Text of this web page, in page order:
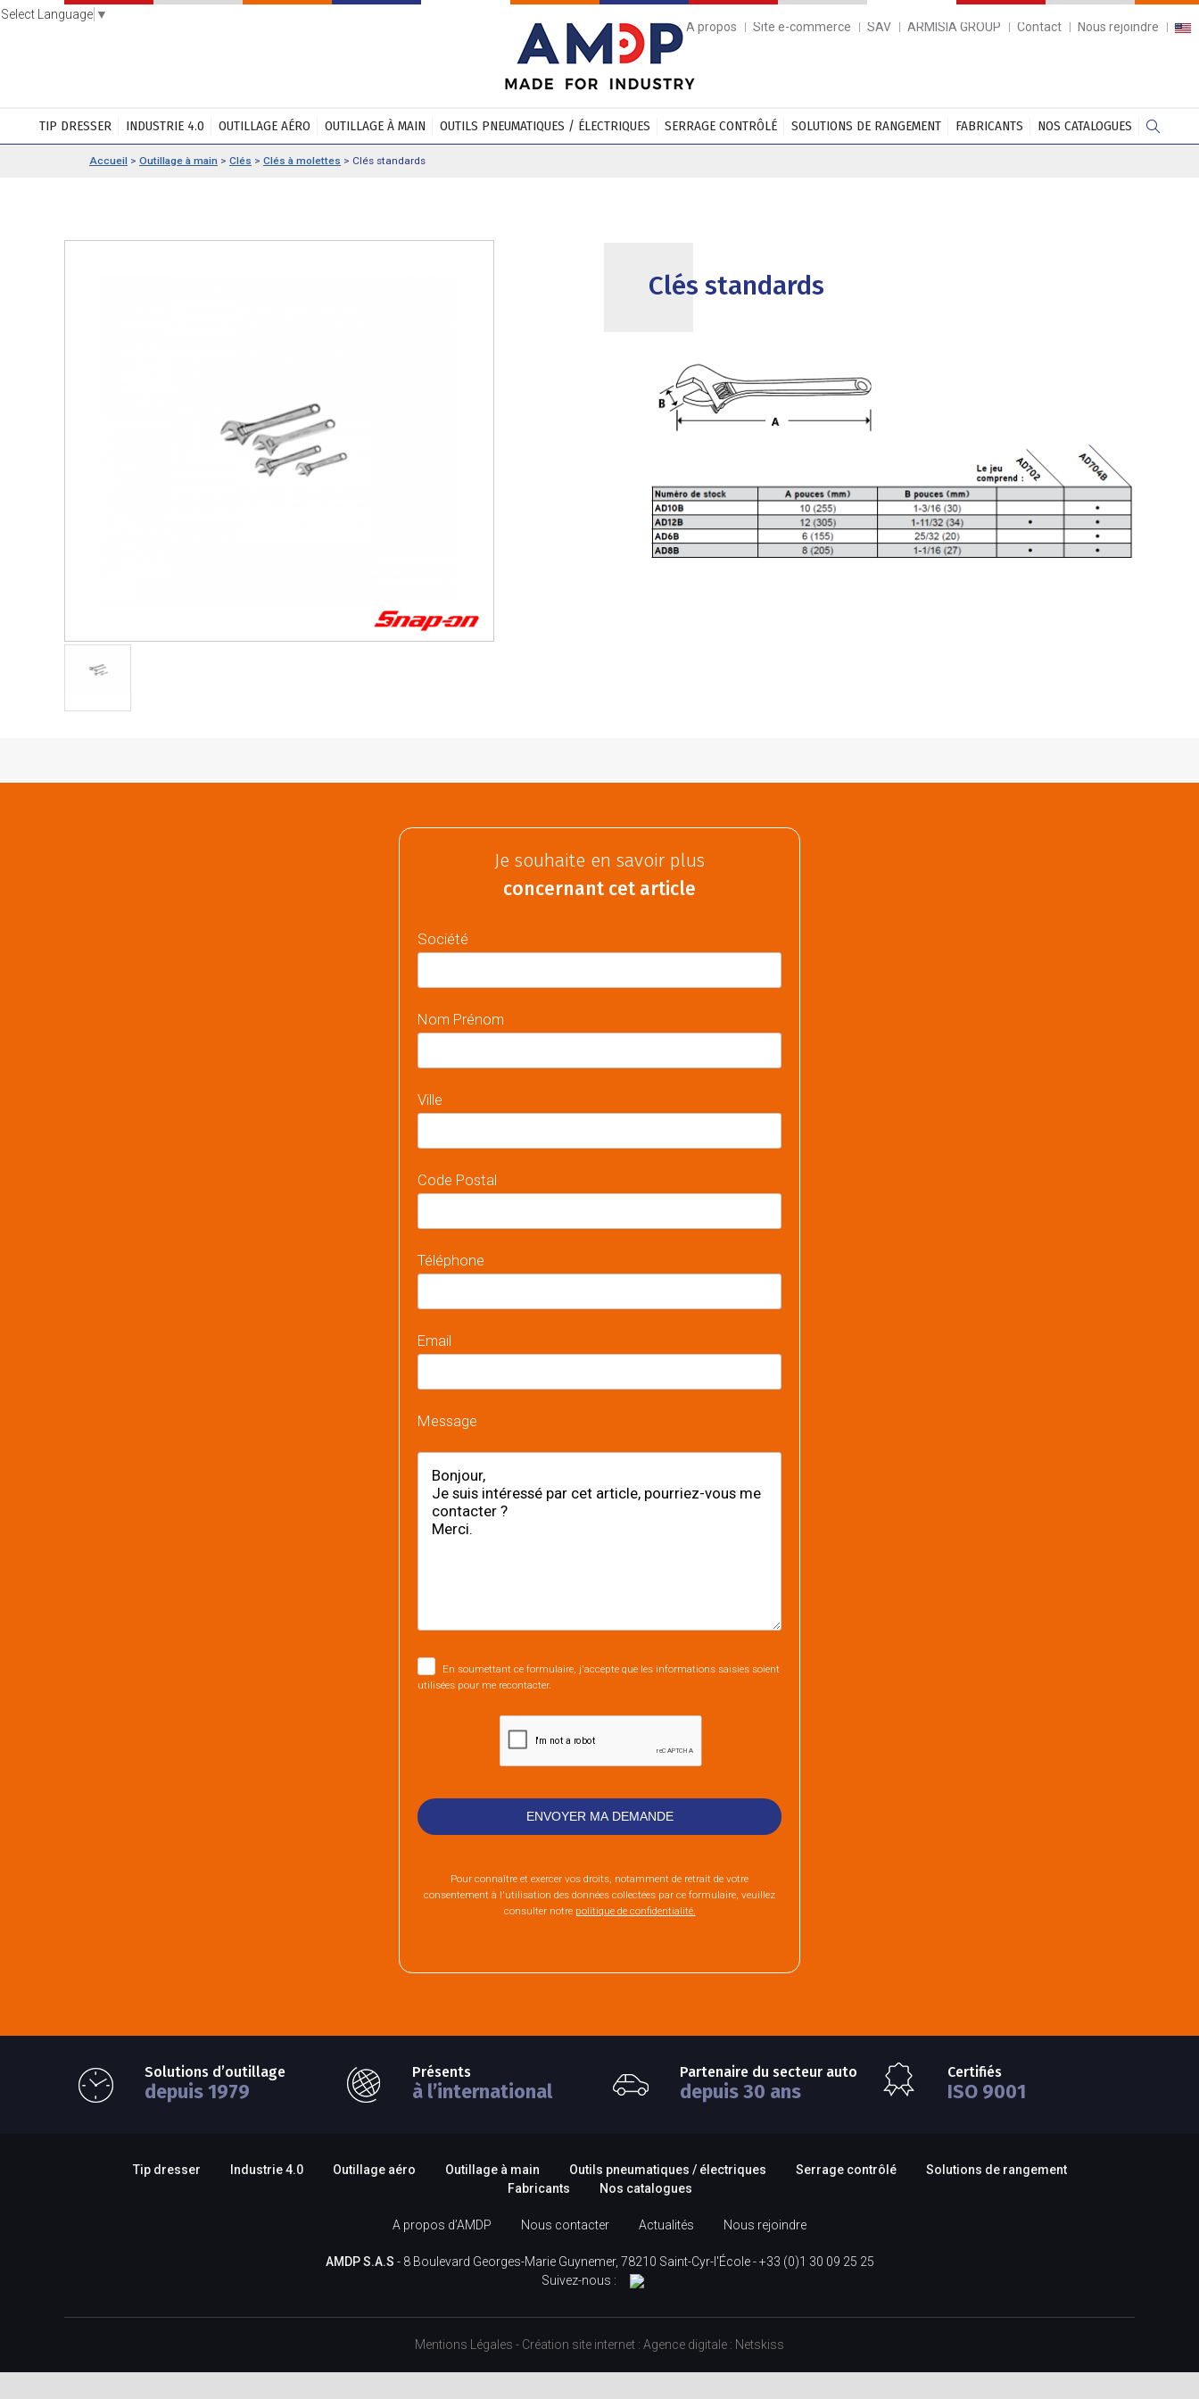
Select Language ▼
A propos
Site e-commerce SAV ARMISIA GROUP Contact Nous rejoindre
TIP DRESSER INDUSTRIE 4.0 OUTILLAGE AÉRO OUTILLAGE À MAIN OUTILS PNEUMATIQUES / ÉLECTRIQUES SERRAGE CONTRÔLÉ SOLUTIONS DE RANGEMENT FABRICANTS NOS CATALOGUES
Accueil > Outillage à main > Clés > Clés à molettes > Clés standards
Clés standards
Je souhaite en savoir plus
concernant cet article
Société
Nom Prénom
Ville
Code Postal
Téléphone
Email
Message
En soumettant ce formulaire, j'accepte que les informations saisies soient
utilisées pour me recontacter.
Pour connaître et exercer vos droits, notamment de retrait de votre
consentement à l'utilisation des données collectées par ce formulaire, veuillez
consulter notre politique de confidentialité.
Solutions d’outillage
depuis 1979
Présents
à l’international
Partenaire du secteur auto
depuis 30 ans
Certifiés
ISO 9001
Tip dresser Industrie 4.0 Outillage aéro Outillage à main Outils pneumatiques / électriques Serrage contrôlé
Solutions de rangement
Fabricants
Nos catalogues
A propos d’AMDP Nous contacter Actualités Nous rejoindre
AMDP S.A.S - 8 Boulevard Georges-Marie Guynemer, 78210 Saint-Cyr-l'École -+33 (0)1 30 09 25 25
Suivez-nous :
Mentions Légales - Création site internet : Agence digitale : Netskiss